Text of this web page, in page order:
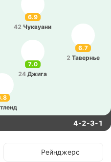
6.7
2 Та­ве­рнье
7.0
24 Джига
6.9
42 Чу­квуа­ни
4-2-3-1
Рейнджерс